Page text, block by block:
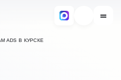
ADS В КУРСКЕ